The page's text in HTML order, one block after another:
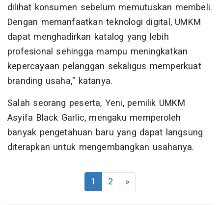
dilihat konsumen sebelum memutuskan membeli.
Dengan memanfaatkan teknologi digital, UMKM
dapat menghadirkan katalog yang lebih
profesional sehingga mampu meningkatkan
kepercayaan pelanggan sekaligus memperkuat
branding usaha," katanya.
Salah seorang peserta, Yeni, pemilik UMKM
Asyifa Black Garlic, mengaku memperoleh
banyak pengetahuan baru yang dapat langsung
diterapkan untuk mengembangkan usahanya.
1 2 »